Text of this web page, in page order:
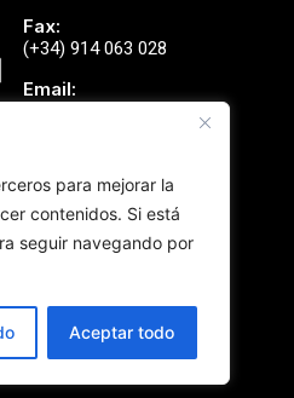
para mejorar la
contenidos. Si está
seguir navegando por
Aceptar todo
Fax:
(+34) 914 063 028
Email: